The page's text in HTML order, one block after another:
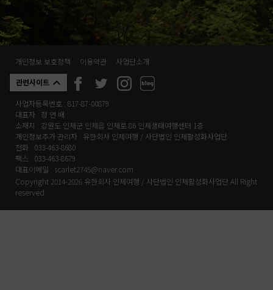
개인정보 보호정책 이용약관 사업단소개
관련사이트
사업자등록번호 : 817-87-00879
대표자 : 정 연 배
소재지 : 강원도 인제군 인제읍 인제로 86 인제생태여행센터 1층
개인정보추가 관리자 : 유한회사 인제여행 / 사단법인 인제활성화사업단
전화 : 033-463-8680
팩스 : 033-463-8679
대표이메일 : scarlet2745@naver.com
Copyright 2014-2026 유한회사 인제여행 / 사단법인 인제활성화사업단 All Right
reserved.